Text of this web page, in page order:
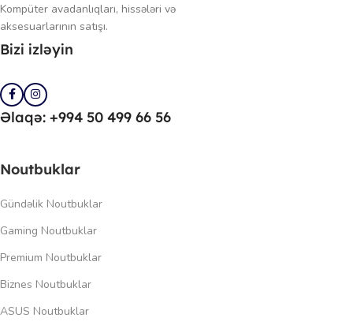
Kompüter avadanlıqları, hissələri və
aksesuarlarının satışı.
Bizi izləyin
Əlaqə: +994 50 499 66 56
Noutbuklar
Gündəlik Noutbuklar
Gaming Noutbuklar
Premium Noutbuklar
Biznes Noutbuklar
ASUS Noutbuklar